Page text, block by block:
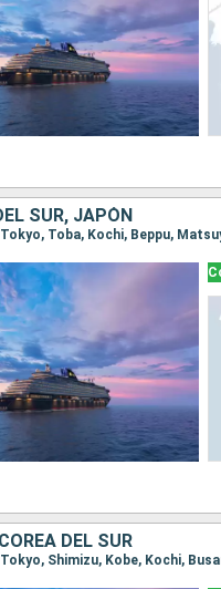
SUR, JAPÓN
Toba, Kochi, Beppu,
DEL SUR
Shimizu, Kobe, Kochi,